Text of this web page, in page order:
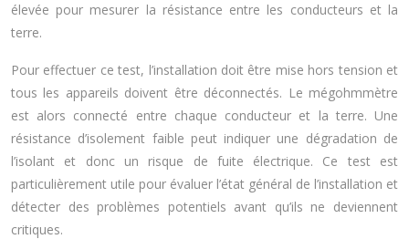
élevée pour mesurer la résistance entre les conducteurs et la
terre.
Pour effectuer ce test, l’installation doit être mise hors tension et
tous les appareils doivent être déconnectés. Le mégohmmètre
est alors connecté entre chaque conducteur et la terre. Une
résistance d’isolement faible peut indiquer une dégradation de
l’isolant et donc un risque de fuite électrique. Ce test est
particulièrement utile pour évaluer l’état général de l’installation et
détecter des problèmes potentiels avant qu’ils ne deviennent
critiques.